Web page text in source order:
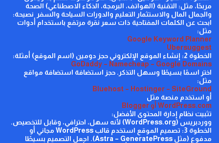
مربحًا، مثل: التقنية (الهواتف، البرمجة، الذكاء الاصطناعي) الصحة
والجمال المال والاستثمار التعليم والدورات السياحة والسفر
نصيحة:
ابحث عن الكلمات المفتاحية ذات سعر نقرة مرتفع باستخدام أدوات
مثل:
Google Keyword Planner
Ubersuggest
الخطوة 2: إنشاء الموقع الإلكتروني
حجز دومين (اسم الموقع) أمثلة:
GoDaddy – Namecheap – Google Domains
اختر اسمًا بسيطًا وسهل التذكر. حجز استضافة استضافة مواقع
مثل:
Bluehost – Hostinger – SiteGround
أو استخدم منصة مثل
WordPress.com أو Blogger
تثبيت نظام إدارة المحتوى الأفضل:
ووردبريس (WordPress.org
) لأنه سهل، احترافي، وقابل للتخصيص.
الخطوة 3: تصميم الموقع
استخدم قالب WordPress مجاني أو
مدفوع (مثل Astra – GeneratePress
). اجعل التصميم بسيطًا